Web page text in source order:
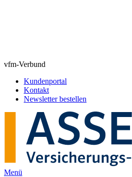
vfm-Verbund
Kundenportal
Kontakt
Newsletter bestellen
Menü